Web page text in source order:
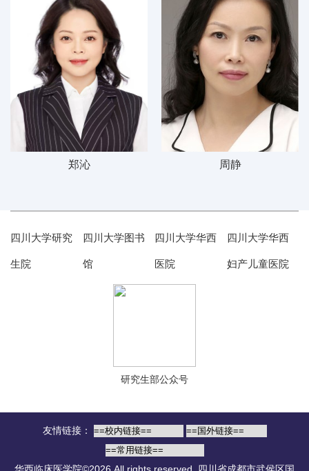
郑沁 周静
四川大学研究
生院
四川大学图书
馆
四川大学华西
医院
四川大学华西
妇产儿童医院
研究生部公众号
友情链接：